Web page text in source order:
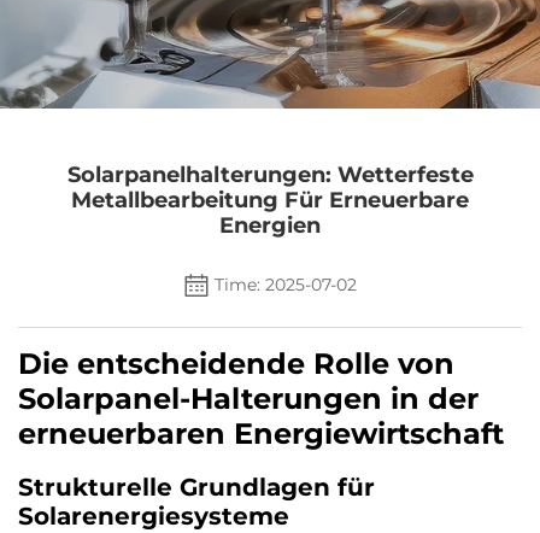
Nachrichten
FAQ
Kontaktieren Sie Uns
Solarpanelhalterungen: Wetterfeste
Metallbearbeitung Für Erneuerbare
Energien
Time: 2025-07-02
Die entscheidende Rolle von
Solarpanel-Halterungen in der
erneuerbaren Energiewirtschaft
Strukturelle Grundlagen für
Solarenergiesysteme